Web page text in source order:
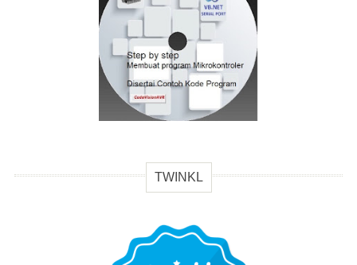
TWINKL